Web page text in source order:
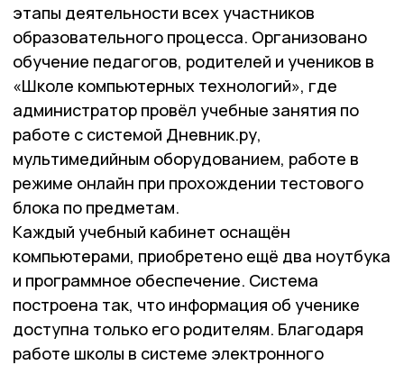
этапы деятельности всех участников
образовательного процесса. Организовано
обучение педагогов, родителей и учеников в
«Школе компьютерных технологий», где
администратор провёл учебные занятия по
работе с системой Дневник.ру,
мультимедийным оборудованием, работе в
режиме онлайн при прохождении тестового
блока по предметам.
Каждый учебный кабинет оснащён
компьютерами, приобретено ещё два ноутбука
и программное обеспечение. Система
построена так, что информация об ученике
доступна только его родителям. Благодаря
работе школы в системе электронного